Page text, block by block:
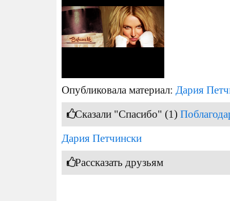
Опубликовала материал: Дария
Сказали "Спасибо" (1)
Дария Петчински
Рассказать друзьям